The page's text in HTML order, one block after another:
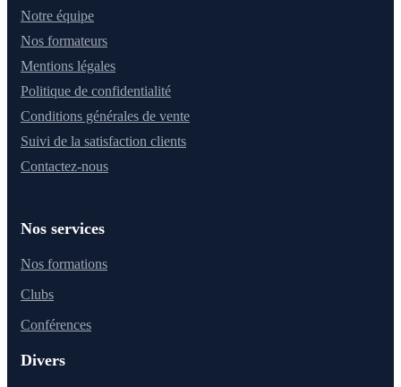
Notre équipe
Nos formateurs
Mentions légales
Politique de confidentialité
Conditions générales de vente
Suivi de la satisfaction clients
Contactez-nous
Nos services
Nos formations
Clubs
Conférences
Divers